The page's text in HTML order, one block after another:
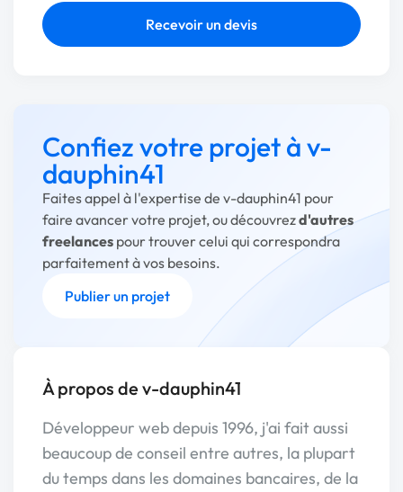
Recevoir un devis
Confiez votre projet à v-
dauphin41
Faites appel à l'expertise de v-dauphin41 pour
faire avancer votre projet, ou découvrezd'autres
freelances pour trouver celui qui correspondra
parfaitement à vos besoins.
Publier un projet
À propos de v-dauphin41
Développeur web depuis 1996, j'ai fait aussi
beaucoup de conseil entre autres, la plupart
du temps dans les domaines bancaires, de la